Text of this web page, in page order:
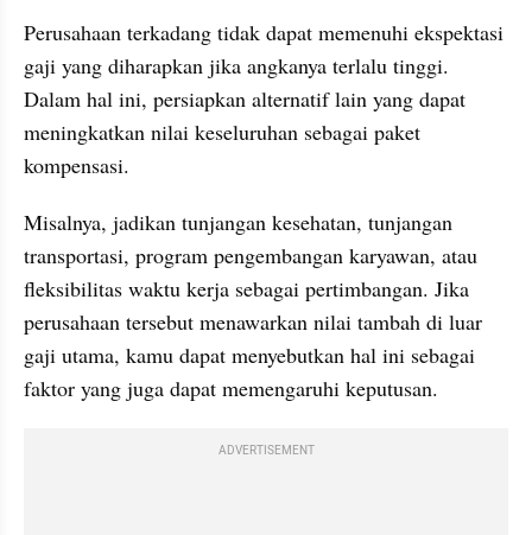
Perusahaan terkadang tidak dapat memenuhi ekspektasi
gaji yang diharapkan jika angkanya terlalu tinggi.
Dalam hal ini, persiapkan alternatif lain yang dapat
meningkatkan nilai keseluruhan sebagai paket
kompensasi.
Misalnya, jadikan tunjangan kesehatan, tunjangan
transportasi, program pengembangan karyawan, atau
fleksibilitas waktu kerja sebagai pertimbangan. Jika
perusahaan tersebut menawarkan nilai tambah di luar
gaji utama, kamu dapat menyebutkan hal ini sebagai
faktor yang juga dapat memengaruhi keputusan.
ADVERTISEMENT